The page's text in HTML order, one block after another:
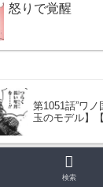
怒りで覚醒
第1051話”ワ
玉のモデル】
第1053話”新しい皇帝達”
検索